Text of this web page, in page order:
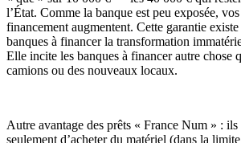
l’État. Comme la banque est peu exposée,
financement augmentent. Cette garantie
banques à financer la transformation
Elle incite les banques à financer autre chose
camions ou des nouveaux locaux.
Autre avantage des prêts « France Num » : ils
seulement d’acheter du matériel (dans la